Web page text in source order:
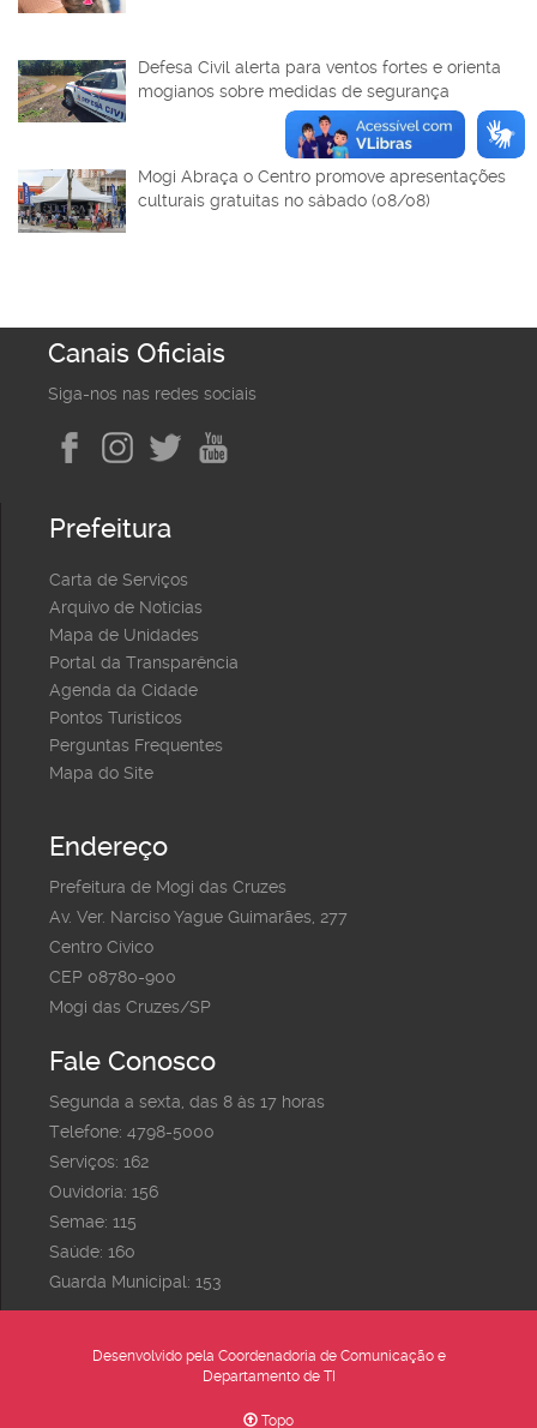
Defesa Civil alerta para ventos fortes e orienta
mogianos sobre medidas de segurança
Mogi Abraça o Centro promove apresentações
culturais gratuitas no sábado (08/08)
Canais Oficiais
Siga-nos nas redes sociais
Prefeitura
Carta de Serviços
Arquivo de Notícias
Mapa de Unidades
Portal da Transparência
Agenda da Cidade
Pontos Turísticos
Perguntas Frequentes
Mapa do Site
Endereço
Prefeitura de Mogi das Cruzes
Av. Ver. Narciso Yague Guimarães, 277
Centro Cívico
CEP 08780-900
Mogi das Cruzes/SP
Fale Conosco
Segunda a sexta, das 8 às 17 horas
Telefone: 4798-5000
Serviços: 162
Ouvidoria: 156
Semae: 115
Saúde: 160
Guarda Municipal: 153
Desenvolvido pela Coordenadoria de Comunicação e
Departamento de TI
Topo